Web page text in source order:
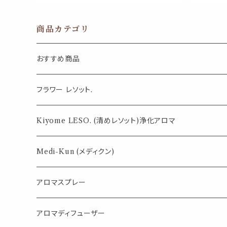
商品カテゴリ
おすすめ商品
気になる虫対策に
薄荷の香りで体感温度-4℃ !? スースーシリーズ
パロサント
フラワー レソット.
Kiyome LESO. (清めレソット)浄化アロマ
Medi-Kun (メディクン)
アロマスプレー
目的で選ぶ
アロマディフューザー